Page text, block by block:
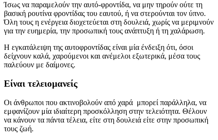
Ίσως να παραμελούν την αυτό-φροντίδα, να μην τηρούν ούτε τη
βασική ρουτίνα φροντίδας του εαυτού, ή να στερούνται τον ύπνο.
Όλη τους η ενέργεια διοχετεύεται στη δουλειά, χωρίς να μεριμνούν
για την ευημερία, την προσωπική τους ανάπτυξη ή τη χαλάρωση.
Η εγκατάλειψη της αυτοφροντίδας είναι μία ένδειξη ότι, όσοι
δείχνουν καλά, χαρούμενοι και ανέμελοι εξωτερικά, μέσα τους
παλεύουν με δαίμονες.
Είναι τελειομανείς
Οι άνθρωποι που ακτινοβολούν από χαρά μπορεί παράλληλα, να
εμφανίζουν μία ιδιαίτερη προσκόλληση στην τελειότητα. Θέλουν
να κάνουν τα πάντα τέλεια, είτε στη δουλειά είτε στην προσωπική
τους ζωή.